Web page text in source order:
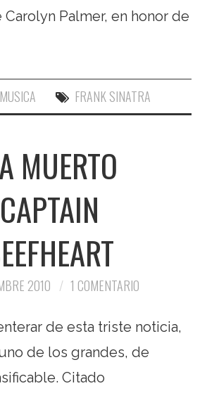
Palmer, en honor de
MUSICA FRANK SINATRA
MUERTO
CAPTAIN
2010 1 COMENTARIO
de esta triste noticia,
de los grandes, de
Citado